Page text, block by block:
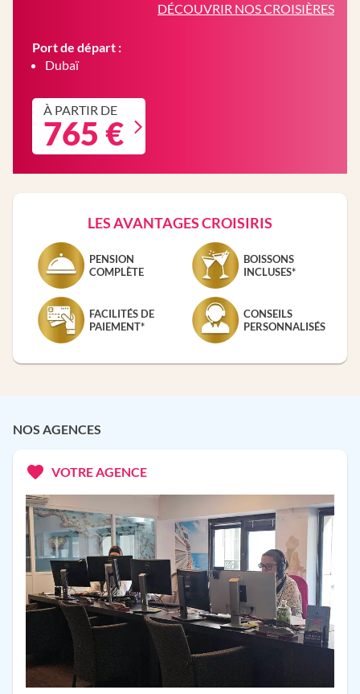
DÉCOUVRIR NOS CROISIÈRES
Port de départ :
Dubaï
À PARTIR DE
765 €
LES AVANTAGES CROISIRIS
PENSION
COMPLÈTE
BOISSONS
INCLUSES*
FACILITÉS DE
PAIEMENT*
CONSEILS
PERSONNALISÉS
NOS AGENCES
VOTRE AGENCE